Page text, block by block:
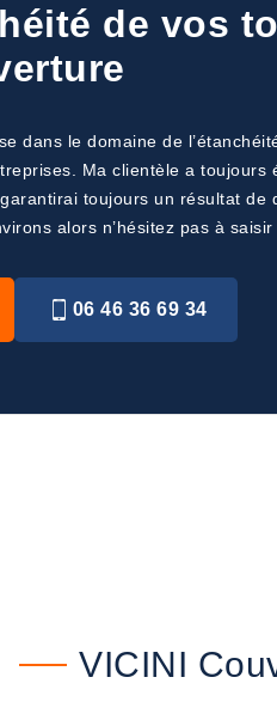
de vos
dans le domaine de
Ma clientèle a
toujours un résultat
alors n’hésitez pas à saisir
06 46 36 69 34
VICINI